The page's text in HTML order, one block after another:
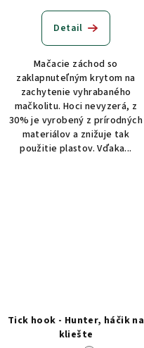
Detail
Mačacie záchod so
zaklapnuteľným krytom na
zachytenie vyhrabaného
mačkolitu. Hoci nevyzerá, z
30% je vyrobený z prírodných
materiálov a znižuje tak
použitie plastov. Vďaka...
Tick hook - Hunter, háčik na
kliešte